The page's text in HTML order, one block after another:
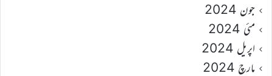
جون 2024
مئی 2024
اپریل 2024
مارچ 2024